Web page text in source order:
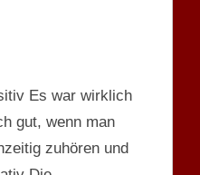
Es war wirklich
gut, wenn man
zuhören und